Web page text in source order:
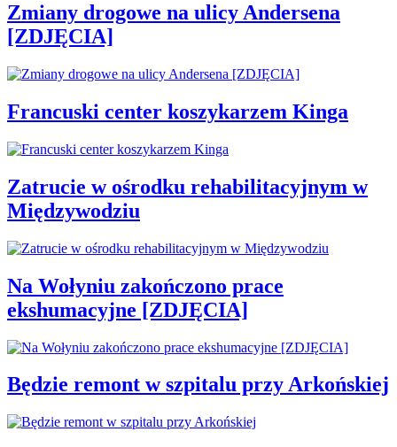
Zmiany drogowe na ulicy Andersena
[ZDJĘCIA]
Francuski center koszykarzem Kinga
Zatrucie w ośrodku rehabilitacyjnym w
Międzywodziu
Na Wołyniu zakończono prace
ekshumacyjne [ZDJĘCIA]
Będzie remont w szpitalu przy Arkońskiej